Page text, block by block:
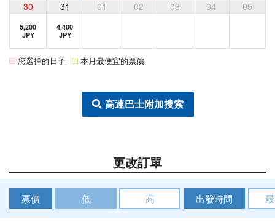
30 31 01 02 03 04 05
5,200
JPY
4,400
JPY
您選擇的日子 本月最便宜的票價
高速巴士附加搜索
更改訂單
票價 低 高 出發時間